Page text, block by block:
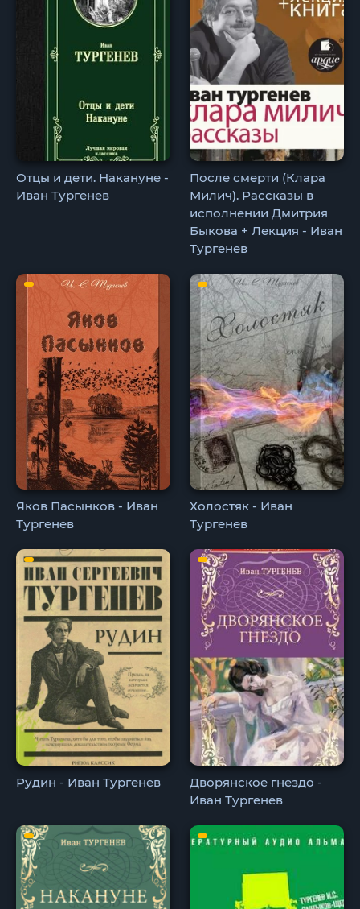
Отцы и дети. Накануне -
Иван Тургенев
После смерти (Клара
Милич). Рассказы в
исполнении Дмитрия
Быкова + Лекция - Иван
Тургенев
Яков Пасынков - Иван
Тургенев
Холостяк - Иван
Тургенев
Рудин - Иван Тургенев
Дворянское гнездо -
Иван Тургенев